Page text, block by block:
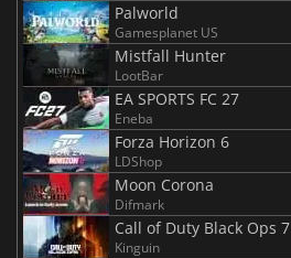
Palworld
Gamesplanet US
Mistfall Hunter
LootBar
EA SPORTS FC 27
Eneba
Forza Horizon 6
LDShop
Moon Corona
Difmark
Call of Duty Black Ops 7
Kinguin